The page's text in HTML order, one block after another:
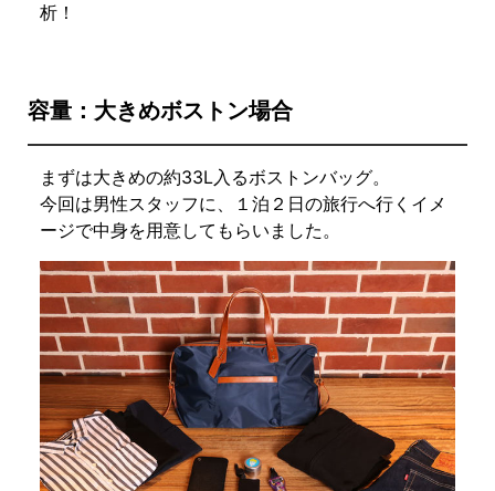
析！
容量：大きめボストン場合
まずは大きめの約33L入るボストンバッグ。
今回は男性スタッフに、１泊２日の旅行へ行くイメ
ージで中身を用意してもらいました。